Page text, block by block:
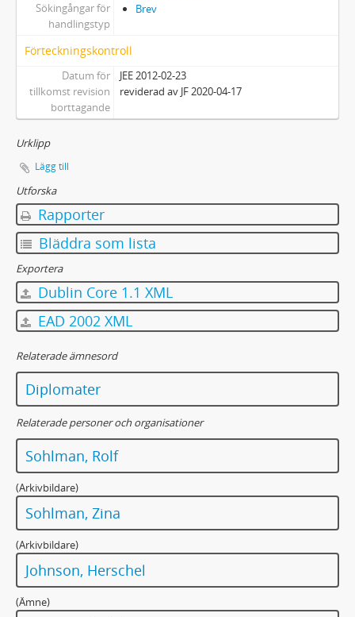
Sökingångar för
handlingstyp
Brev
Förteckningskontroll
Datum för
tillkomst revision
borttagande
JEE 2012-02-23
reviderad av JF 2020-04-17
Urklipp
Lägg till
Utforska
Rapporter
Bläddra som lista
Exportera
Dublin Core 1.1 XML
EAD 2002 XML
Relaterade ämnesord
Diplomater
Relaterade personer och organisationer
Sohlman, Rolf
(Arkivbildare)
Sohlman, Zina
(Arkivbildare)
Johnson, Herschel
(Ämne)